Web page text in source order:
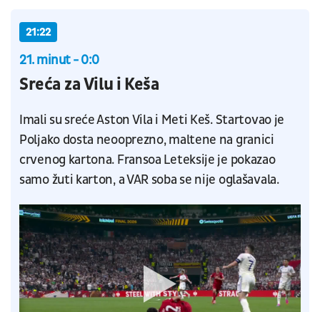
21:22
21. minut - 0:0
Sreća za Vilu i Keša
Imali su sreće Aston Vila i Meti Keš. Startovao je
Poljako dosta neooprezno, maltene na granici
crvenog kartona. Fransoa Leteksije je pokazao
samo žuti karton, a VAR soba se nije oglašavala.